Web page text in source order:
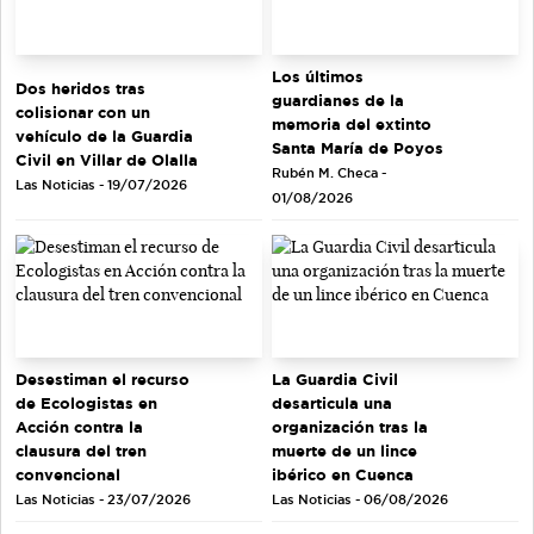
Dos heridos tras
colisionar con un
vehículo de la Guardia
Civil en Villar de Olalla
Las Noticias - 19/07/2026
Los últimos
guardianes de la
memoria del extinto
Santa María de Poyos
Rubén M. Checa -
01/08/2026
Desestiman el recurso
de Ecologistas en
Acción contra la
clausura del tren
convencional
Las Noticias - 23/07/2026
La Guardia Civil
desarticula una
organización tras la
muerte de un lince
ibérico en Cuenca
Las Noticias - 06/08/2026